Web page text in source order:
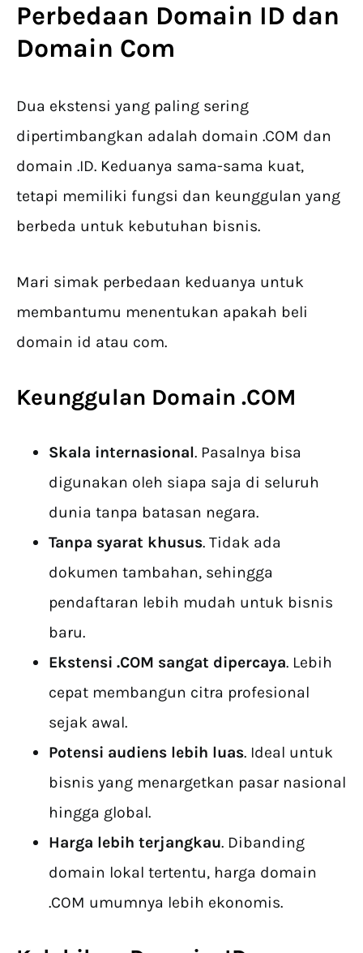
Perbedaan Domain ID dan
Domain Com
Dua ekstensi yang paling sering
dipertimbangkan adalah domain .COM dan
domain .ID. Keduanya sama-sama kuat,
tetapi memiliki fungsi dan keunggulan yang
berbeda untuk kebutuhan bisnis.
Mari simak perbedaan keduanya untuk
membantumu menentukan apakah beli
domain id atau com.
Keunggulan Domain .COM
Skala internasional. Pasalnya bisa
digunakan oleh siapa saja di seluruh
dunia tanpa batasan negara.
Tanpa syarat khusus. Tidak ada
dokumen tambahan, sehingga
pendaftaran lebih mudah untuk bisnis
baru.
Ekstensi .COM sangat dipercaya. Lebih
cepat membangun citra profesional
sejak awal.
Potensi audiens lebih luas. Ideal untuk
bisnis yang menargetkan pasar nasional
hingga global.
Harga lebih terjangkau. Dibanding
domain lokal tertentu, harga domain
.COM umumnya lebih ekonomis.